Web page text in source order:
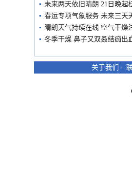
未来两天依旧晴朗 21日晚起
春运专项气象服务 未来三天
晴朗天气持续在线 空气干燥
冬季干燥 鼻子又双叒结痂出
关于我们 -